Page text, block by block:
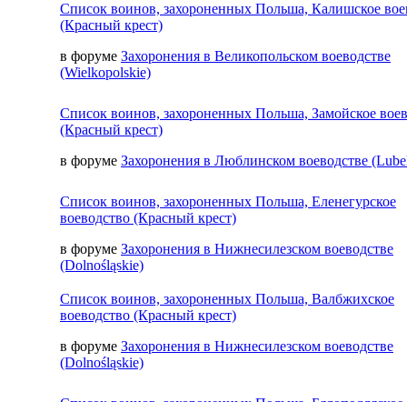
Список воинов, захороненных Польша, Калишское
(Красный крест)
в форуме Захоронения в Великопольском воеводстве
(Wielkopolskie)
Список воинов, захороненных Польша, Замойское
(Красный крест)
в форуме Захоронения в Люблинском воеводстве
Список воинов, захороненных Польша, Еленегурское
воеводство (Красный крест)
в форуме Захоронения в Нижнесилезском воеводстве
(Dolnośląskie)
Список воинов, захороненных Польша, Валбжихское
воеводство (Красный крест)
в форуме Захоронения в Нижнесилезском воеводстве
(Dolnośląskie)